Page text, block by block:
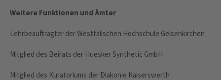
Weitere Funktionen und Ämter
Lehrbeauftragter der Westfälischen Hochschule Gelsenkirchen
Mitglied des Beirats der Huesker Synthetic GmbH
Mitglied des Kuratoriums der Diakonie Kaiserswerth